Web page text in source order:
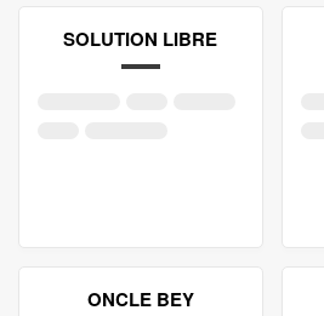
SOLUTION LIBRE
ONCLE BEY